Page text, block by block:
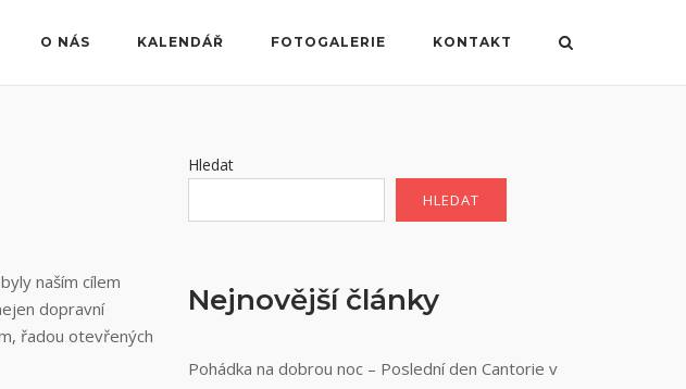
O NÁS KALENDÁŘ FOTOGALERIE KONTAKT
naším cílem
dopravní
řadou otevřených
Hledat
HLEDAT
Nejnovější články
Pohádka na dobrou noc – Poslední den Cantorie v